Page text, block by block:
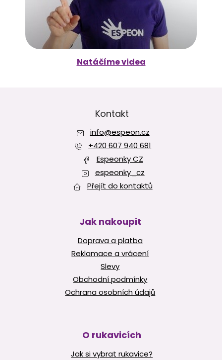
Natáčíme videa
Kontakt
info@espeon.cz
+420 607 940 681
Espeonky CZ
espeonky_cz
Přejít do kontaktů
Jak nakoupit
Doprava a platba
Reklamace a vrácení
Slevy
Obchodní podmínky
Ochrana osobních údajů
O rukavicích
Jak si vybrat rukavice?